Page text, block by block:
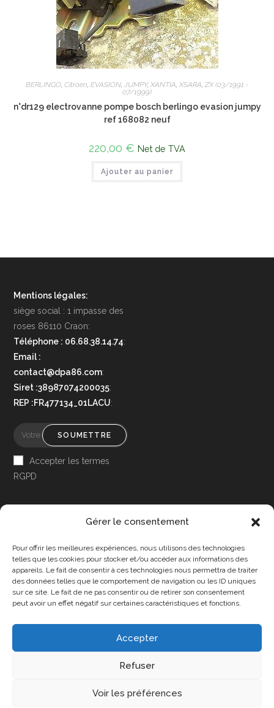
Gérer le consentement
Pour offrir les meilleures expériences, nous utilisons des technologies
telles que les cookies pour stocker et/ou accéder aux informations des
appareils. Le fait de consentir à ces technologies nous permettra de traiter
des données telles que le comportement de navigation ou les ID uniques
sur ce site. Le fait de ne pas consentir ou de retirer son consentement
peut avoir un effet négatif sur certaines caractéristiques et fonctions.
Accepter
Refuser
Voir les préférences
BERLINGO, Citroen, EVASION, JUMPY, XANTIA, XSARA,ZX (03/1991 -
07/1999)
n°dr129 electrovanne pompe bosch berlingo evasion jumpy
ref 168082 neuf
220,00 € Net de TVA
Ajouter au panier
Mentions légales:
siège social : 1 impasse des
roses 86110 Craon:
Téléphone : 06.68.38.14.74:
Email :
contact@dpa86.com:
Siret :38987074200035:
REP :FR477134_01LACU:
SOUMETTRE
Accepter les termes
RGPD
Accessibilité
Mon Compte
Contact
Politique de cookies (UE)
Copyright 2025 - DPA86 - Tous droits réservés